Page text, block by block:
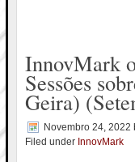
InnovMark
Sessões
Geira)
Novembro 24, 2022
Filed under InnovMark